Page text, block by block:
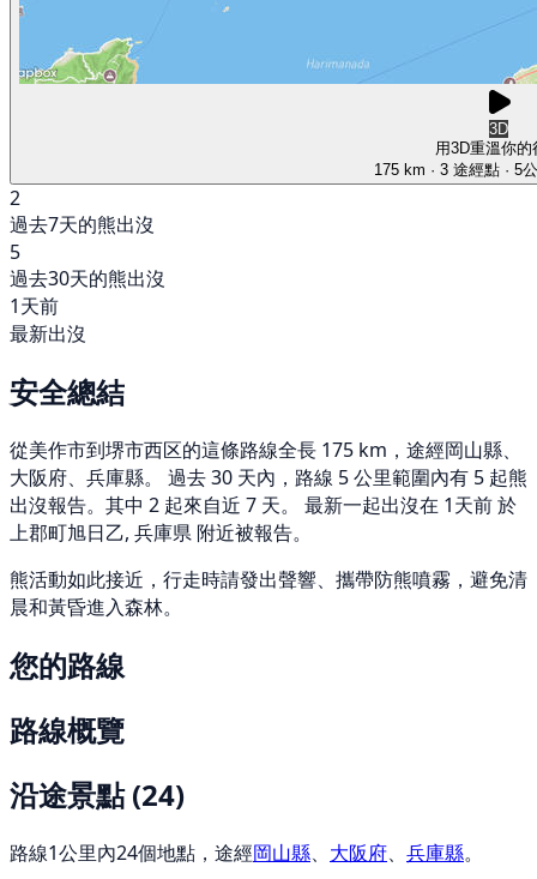
3D
用3D重溫你的
175 km · 3 途經點· 5
2
過去7天的熊出沒
5
過去30天的熊出沒
1天前
最新出沒
安全總結
從美作市到堺市西区的這條路線全長 175 km，途經岡山縣、
大阪府、兵庫縣。 過去 30 天內，路線 5 公里範圍內有 5 起熊
出沒報告。其中 2 起來自近 7 天。 最新一起出沒在 1天前 於
上郡町旭日乙, 兵庫県 附近被報告。
熊活動如此接近，行走時請發出聲響、攜帶防熊噴霧，避免清
晨和黃昏進入森林。
您的路線
路線概覽
沿途景點(24)
路線1公里內24個地點，途經岡山縣、 大阪府、 兵庫縣。